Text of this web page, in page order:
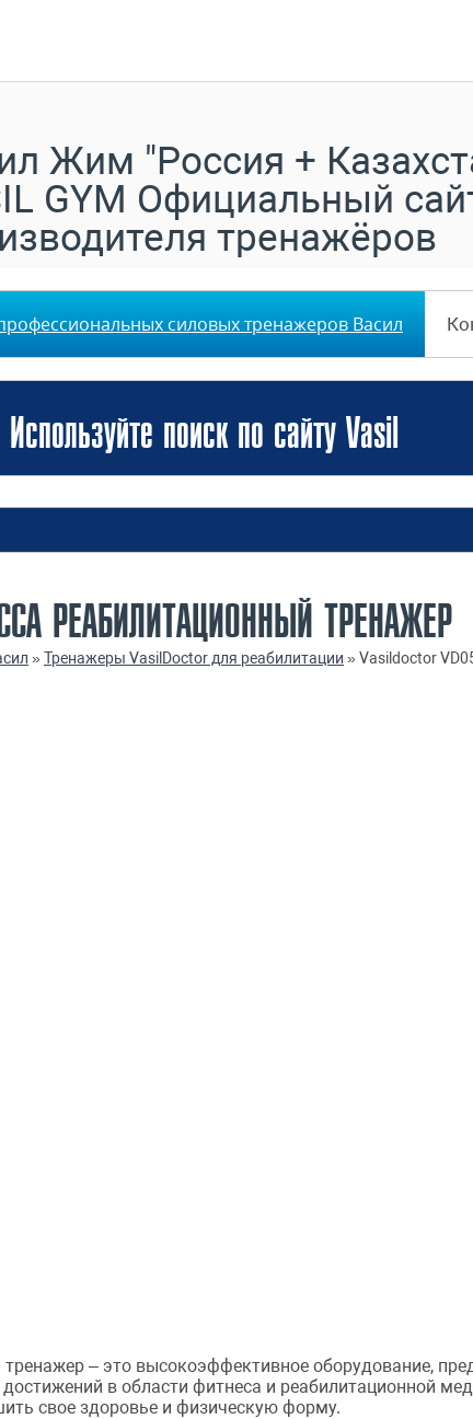
Жим "Россия +
GYM Официальный
тренажёров
силовых тренажеров Васил
Используйте поиск по сайту Vasil
РЕАБИЛИТАЦИОННЫЙ ТРЕНАЖЕР
»Тренажеры VasilDoctor для реабилитации »Vasildoctor
– это высокоэффективное оборудование,
в области фитнеса и реабилитационной
свое здоровье и физическую форму.